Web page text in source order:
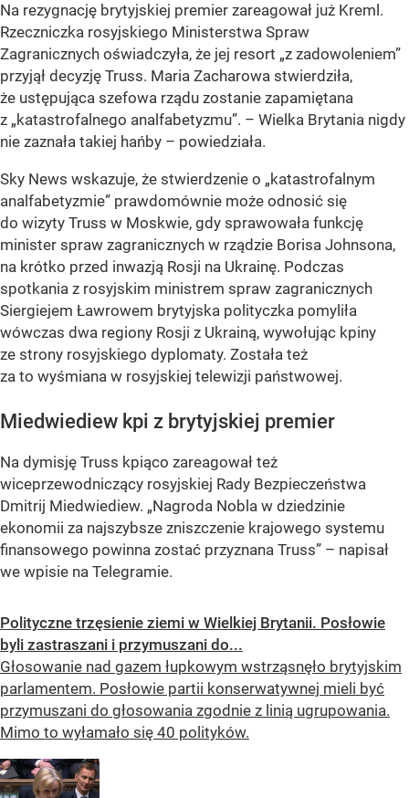
Na rezygnację brytyjskiej premier zareagował już Kreml.
Rzeczniczka rosyjskiego Ministerstwa Spraw
Zagranicznych oświadczyła, że jej resort „z zadowoleniem”
przyjął decyzję Truss. Maria Zacharowa stwierdziła,
że ustępująca szefowa rządu zostanie zapamiętana
z „katastrofalnego analfabetyzmu”. – Wielka Brytania nigdy
nie zaznała takiej hańby – powiedziała.
Sky News wskazuje, że stwierdzenie o „katastrofalnym
analfabetyzmie” prawdomównie może odnosić się
do wizyty Truss w Moskwie, gdy sprawowała funkcję
minister spraw zagranicznych w rządzie Borisa Johnsona,
na krótko przed inwazją Rosji na Ukrainę. Podczas
spotkania z rosyjskim ministrem spraw zagranicznych
Siergiejem Ławrowem brytyjska polityczka pomyliła
wówczas dwa regiony Rosji z Ukrainą, wywołując kpiny
ze strony rosyjskiego dyplomaty. Została też
za to wyśmiana w rosyjskiej telewizji państwowej.
Miedwiediew kpi z brytyjskiej premier
Na dymisję Truss kpiąco zareagował też
wiceprzewodniczący rosyjskiej Rady Bezpieczeństwa
Dmitrij Miedwiediew. „Nagroda Nobla w dziedzinie
ekonomii za najszybsze zniszczenie krajowego systemu
finansowego powinna zostać przyznana Truss” – napisał
we wpisie na Telegramie.
Polityczne trzęsienie ziemi w Wielkiej Brytanii. Posłowie
byli zastraszani i przymuszani do...
Głosowanie nad gazem łupkowym wstrząsnęło brytyjskim
parlamentem. Posłowie partii konserwatywnej mieli być
przymuszani do głosowania zgodnie z linią ugrupowania.
Mimo to wyłamało się 40 polityków.